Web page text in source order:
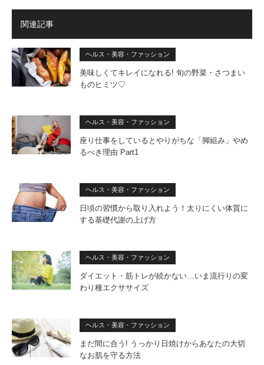
関連記事
ヘルス・美容・ファッション
美味しくてキレイになれる! 旬の野菜・さつまい
ものヒミツ♡
ヘルス・美容・ファッション
座り仕事をしているとやりがちな「脚組み」やめ
るべき理由 Part1
ヘルス・美容・ファッション
日頃の習慣から取り入れよう！太りにくい体質に
する基礎代謝の上げ方
ヘルス・美容・ファッション
ダイエット・筋トレが続かない…いま流行りの変
わり種エクササイズ
ヘルス・美容・ファッション
まだ間に合う! うっかり日焼けからあなたの大切
なお肌を守る方法